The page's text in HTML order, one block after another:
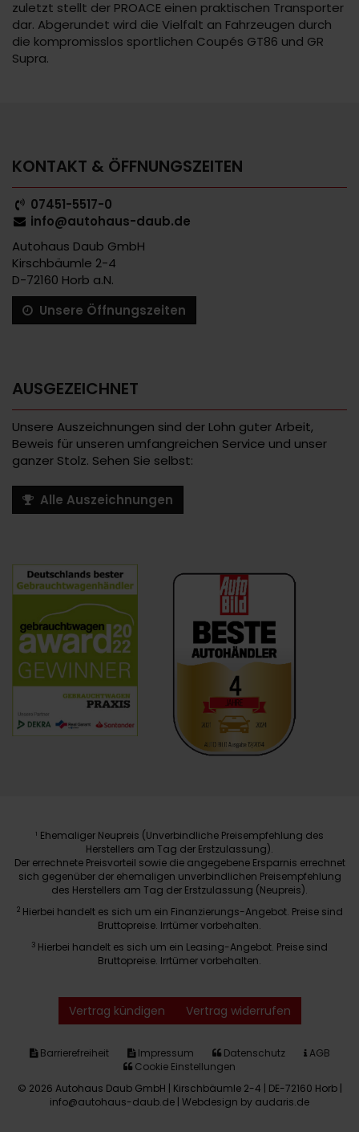
zuletzt stellt der PROACE einen praktischen Transporter
dar. Abgerundet wird die Vielfalt an Fahrzeugen durch
die kompromisslos sportlichen Coupés GT86 und GR
Supra.
KONTAKT & ÖFFNUNGSZEITEN
07451-5517-0
info@autohaus-daub.de
Autohaus Daub GmbH
Kirschbäumle 2-4
D-72160 Horb a.N.
Unsere Öffnungszeiten
AUSGEZEICHNET
Unsere Auszeichnungen sind der Lohn guter Arbeit,
Beweis für unseren umfangreichen Service und unser
ganzer Stolz. Sehen Sie selbst:
Alle Auszeichnungen
1 Ehemaliger Neupreis (Unverbindliche Preisempfehlung des
Herstellers am Tag der Erstzulassung).
Der errechnete Preisvorteil sowie die angegebene Ersparnis errechnet
sich gegenüber der ehemaligen unverbindlichen Preisempfehlung
des Herstellers am Tag der Erstzulassung (Neupreis).
2 Hierbei handelt es sich um ein Finanzierungs-Angebot. Preise sind
Bruttopreise. Irrtümer vorbehalten.
3 Hierbei handelt es sich um ein Leasing-Angebot. Preise sind
Bruttopreise. Irrtümer vorbehalten.
Vertrag kündigen Vertrag widerrufen
Barrierefreiheit Impressum Datenschutz
AGB
Cookie Einstellungen
© 2026 Autohaus Daub GmbH | Kirschbäumle 2-4 | DE-72160 Horb |
info@autohaus-daub.de | Webdesign by audaris.de